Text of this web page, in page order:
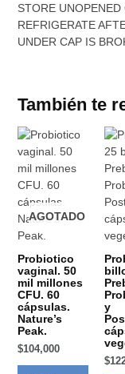
STORE UNOPENED
REFRIGERATE
UNDER CAP IS
También te
AGOTADO
Probiotico
vaginal. 50
mil millones
CFU. 60
cápsulas.
Nature’s
Peak.
$104,000
y
$